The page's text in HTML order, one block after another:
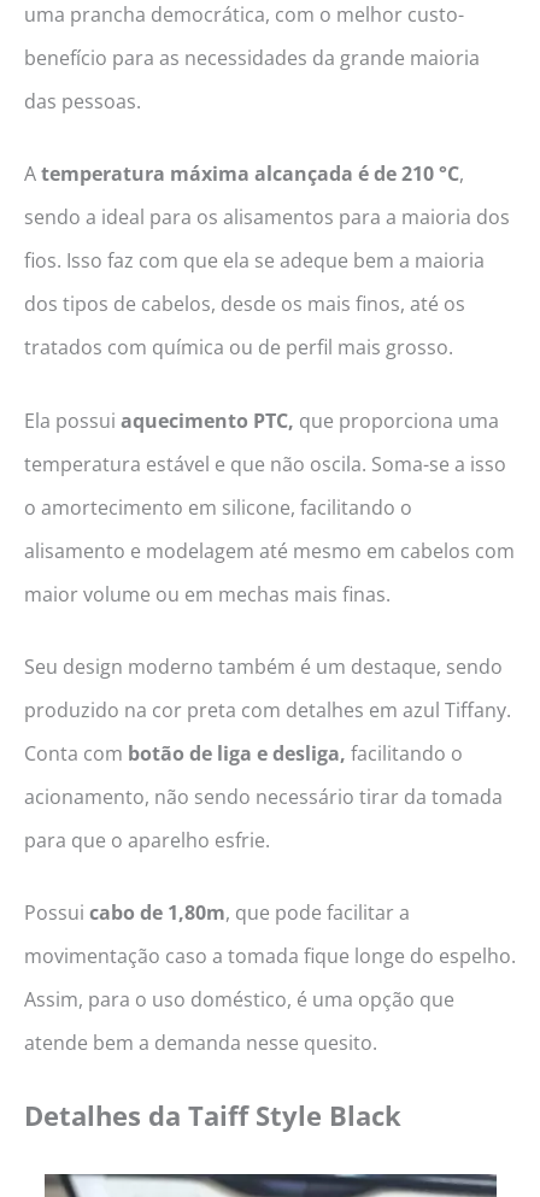
uma prancha democrática, com o melhor custo-
benefício para as necessidades da grande maioria
das pessoas.
Atemperatura máxima alcançada é de 210 °C,
sendo a ideal para os alisamentos para a maioria dos
fios. Isso faz com que ela se adeque bem a maioria
dos tipos de cabelos, desde os mais finos, até os
tratados com química ou de perfil mais grosso.
Ela possui aquecimento PTC, que proporciona uma
temperatura estável e que não oscila. Soma-se a isso
o amortecimento em silicone, facilitando o
alisamento e modelagem até mesmo em cabelos com
maior volume ou em mechas mais finas.
Seu design moderno também é um destaque, sendo
produzido na cor preta com detalhes em azul Tiffany.
Conta com botão de liga e desliga, facilitando o
acionamento, não sendo necessário tirar da tomada
para que o aparelho esfrie.
Possui cabo de 1,80m, que pode facilitar a
movimentação caso a tomada fique longe do espelho.
Assim, para o uso doméstico, é uma opção que
atende bem a demanda nesse quesito.
Detalhes da Taiff Style Black